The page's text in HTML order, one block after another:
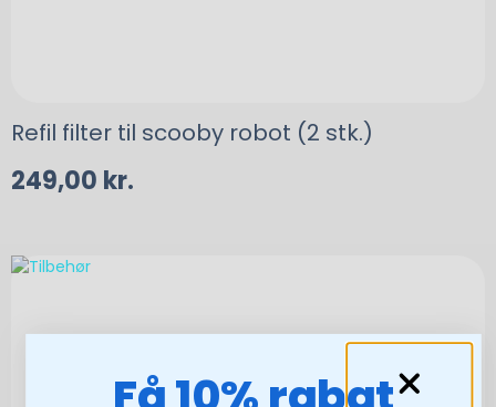
Refil filter til scooby robot (2 stk.)
249,00 kr.